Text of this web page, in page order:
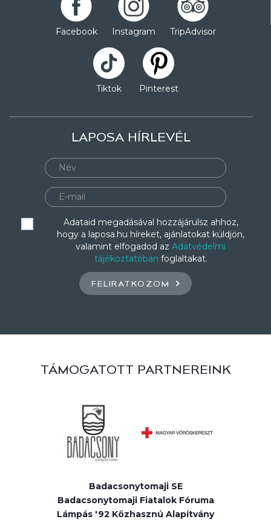
Facebook Instagram TripAdvisor
Tiktok Pinterest
LAPOSA HÍRLEVÉL
Adataid megadásával hozzájárulsz ahhoz,
hogy a laposa.hu híreket, ajánlatokat küldjön,
valamint elfogadod az Adatvédelmi
tájékoztatóban foglaltakat.
FELIRATKOZOM
TÁMOGATOTT PARTNEREINK
Badacsonytomaji SE
Badacsonytomaji Fiatalok Fóruma
Lámpás '92 Közhasznú Alapítvány